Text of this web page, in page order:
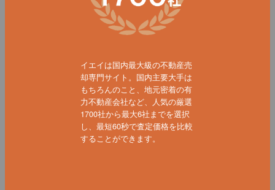
イエイは国内最大級の不動産売
却専門サイト。国内主要大手は
もちろんのこと、地元密着の有
力不動産会社など、人気の厳選
1700社から最大6社までを選択
し、最短60秒で査定価格を比較
することができます。